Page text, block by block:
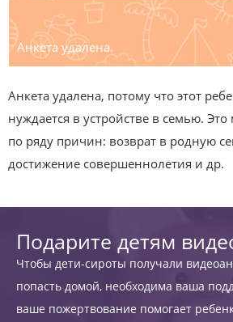
Анкета удалена.
Анкета удалена, потому что этот
нуждается в устройстве в семью.
по ряду причин: возврат в родную
достижение совершеннолетия и др.
Подарите детям
Чтобы дети-сироты получали
попасть домой, необходима ваша
ваше пожертвование помогает